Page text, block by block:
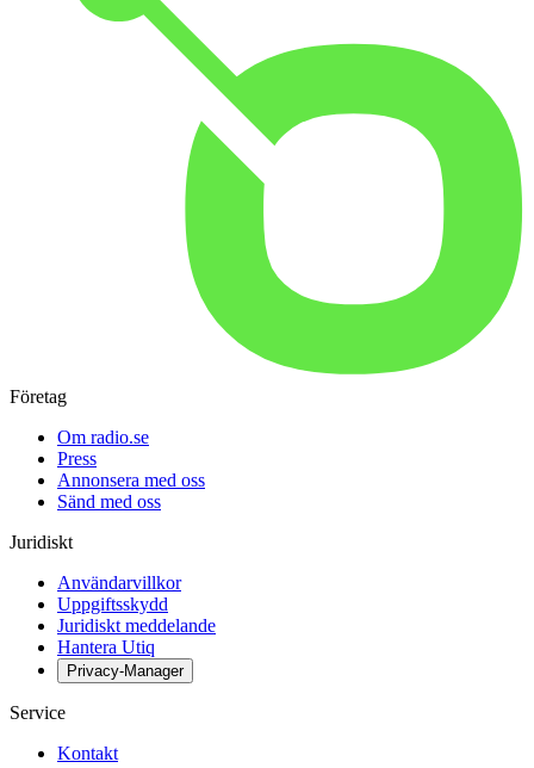
Företag
Om radio.se
Press
Annonsera med oss
Sänd med oss
Juridiskt
Användarvillkor
Uppgiftsskydd
Juridiskt meddelande
Hantera Utiq
Privacy-Manager
Service
Kontakt